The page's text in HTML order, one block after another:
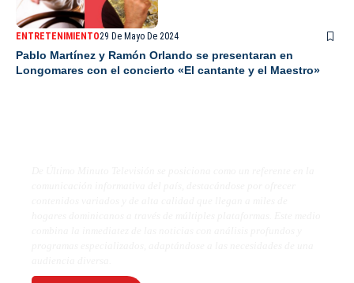
ENTRETENIMIENTO29 De Mayo De 2024
Pablo Martínez y Ramón Orlando se presentaran en
Longomares con el concierto «El cantante y el Maestro»